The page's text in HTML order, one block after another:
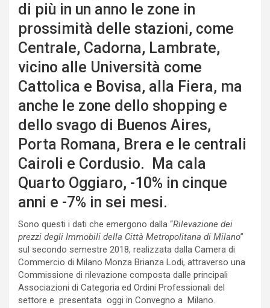
di più in un anno le zone in
prossimità delle stazioni, come
Centrale, Cadorna, Lambrate,
vicino alle Università come
Cattolica e Bovisa, alla Fiera, ma
anche le zone dello shopping e
dello svago di Buenos Aires,
Porta Romana, Brera e le centrali
Cairoli e Cordusio. Ma cala
Quarto Oggiaro, -10% in cinque
anni e -7% in sei mesi.
Sono questi i dati che emergono dalla “Rilevazione dei
prezzi degli Immobili della Città Metropolitana di Milano”
sul secondo semestre 2018, realizzata dalla Camera di
Commercio di Milano Monza Brianza Lodi, attraverso una
Commissione di rilevazione composta dalle principali
Associazioni di Categoria ed Ordini Professionali del
settore e presentata oggi in Convegno a Milano.